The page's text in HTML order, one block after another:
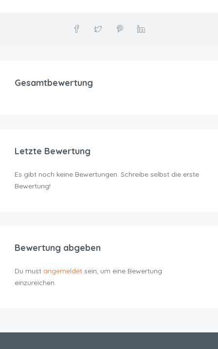
Gesamtbewertung
Letzte Bewertung
Es gibt noch keine Bewertungen. Schreibe selbst die erste
Bewertung!
Bewertung abgeben
Du must angemeldet sein, um eine Bewertung
einzureichen.